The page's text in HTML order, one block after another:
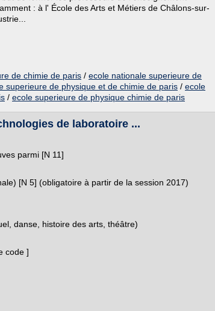
: à l' École des Arts et Métiers de Châlons-sur-
de chimie de paris / ecole nationale superieure de
superieure de physique et de chimie de paris / ecole
/ ecole superieure de physique chimie de paris
de laboratoire ...
parmi [N 11]
[N 5] (obligatoire à partir de la session 2017)
danse, histoire des arts, théâtre)
code ]